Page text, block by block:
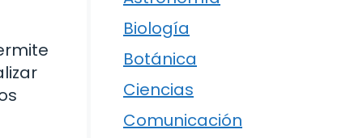
Biología
Botánica
Ciencias
Comunicación